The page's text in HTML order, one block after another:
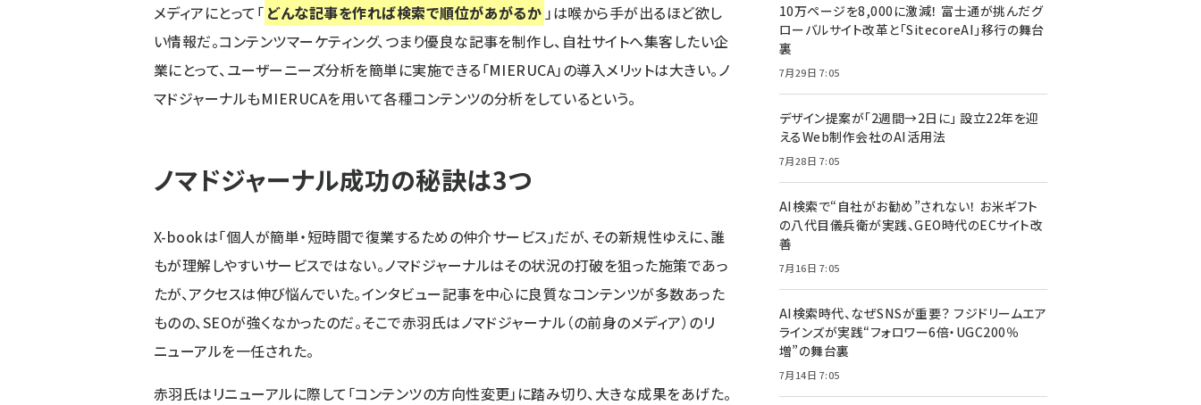
メディアにとって「 どんな記事を作れば検索で順位があがるか 」は喉から手が出るほど欲し
い情報だ。コンテンツマーケティング、つまり優良な記事を制作し、自社サイトへ集客したい企
業にとって、ユーザーニーズ分析を簡単に実施できる「MIERUCA」の導入メリットは大きい。ノ
マドジャーナルもMIERUCAを用いて各種コンテンツの分析をしているという。
ノマドジャーナル成功の秘訣は3つ
X-bookは「個人が簡単・短時間で復業するための仲介サービス」だが、その新規性ゆえに、誰
もが理解しやすいサービスではない。ノマドジャーナルはその状況の打破を狙った施策であっ
たが、アクセスは伸び悩んでいた。インタビュー記事を中心に良質なコンテンツが多数あった
ものの、SEOが強くなかったのだ。そこで赤羽氏はノマドジャーナル（の前身のメディア）のリ
ニューアルを一任された。
赤羽氏はリニューアルに際して「コンテンツの方向性変更」に踏み切り、大きな成果をあげた。
10万ページを8,000に激減！ 富士通が挑んだグ
ローバルサイト改革と「SitecoreAI」移行の舞台
裏
7月29日 7:05
デザイン提案が「2週間→2日に」 設立22年を迎
えるWeb制作会社のAI活用法
7月28日 7:05
AI検索で“自社がお勧め”されない！ お米ギフト
の八代目儀兵衛が実践、GEO時代のECサイト改
善
7月16日 7:05
AI検索時代、なぜSNSが重要？ フジドリームエア
ラインズが実践“フォロワー6倍・UGC200％
増”の舞台裏
7月14日 7:05